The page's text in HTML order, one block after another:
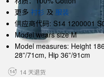
更多 衬衫 及 服装
供应商代码: S14 1200001
Model wears size M
Model measures: Height
28”/71cm, Hip 36”/91cm
14 天退货